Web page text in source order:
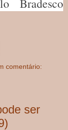
Bradesco
comentário:
ser